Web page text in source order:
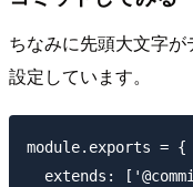
ちなみに先頭大文字
設定しています。
module.exports = {
extends: